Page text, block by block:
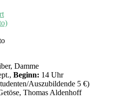
Damme
Beginn: 14 Uhr
Auszubildende 5 €)
Thomas Aldenhoff